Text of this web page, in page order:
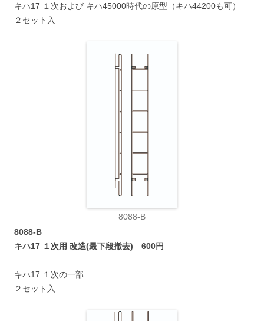
キハ17 １次および キハ45000時代の原型（キハ44200も可）
２セット入
8088-B
8088-B
キハ17 １次用 改造(最下段撤去) 600円
キハ17 １次の一部
２セット入